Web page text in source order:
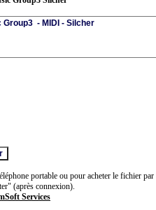
portable ou pour acheter le fichier
(après connexion).
Services